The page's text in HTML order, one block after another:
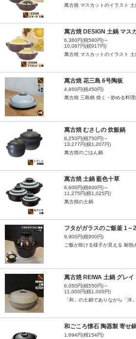
萬古焼 マスカットのイラスト 土
萬古焼 DESIGN 土鍋 マス
6,380円(税580円)～
10,087円(税917円)
萬古焼 マスカットのイラスト 土
萬古焼 花三島 6号陶板
4,950円(税450円)
萬古焼 三島柄 焼く・炒める料
萬古焼 むさしの 炊飯鍋
8,250円(税750円)～
13,277円(税1,207円)
萬古焼のごはん鍋
萬古焼 土鍋 藍色十草
6,600円(税600円)～
11,275円(税1,025円)
萬古焼の土鍋
フタがガラスのご飯釜 1～
9,900円(税900円)
ご飯が炊ける様子が見える 耐熱
萬古焼 REIWA 土鍋 グレイ
6,050円(税550円)～
11,000円(税1,000円)
「和」の土鍋でありながら「洋
和ごころ懐石 陶器製 寄せ
1,694円(税154円)